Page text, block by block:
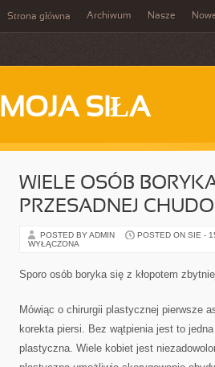
Strona główna Archiwum Nasze
MOJA SIŁA
WIELE OSÓB
PRZESADNEJ
POSTED BY ADMIN POSTED ON SIE -
WYŁĄCZONA
Sporo osób boryka się z kłopotem
Mówiąc o chirurgii plastycznej pierwsze
korekta piersi. Bez wątpienia jest to
plastyczna. Wiele kobiet jest